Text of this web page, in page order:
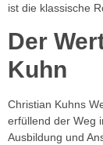
ist die klassische
Der
Kuhn
Christian Kuhns
erfüllend der Weg
Ausbildung und